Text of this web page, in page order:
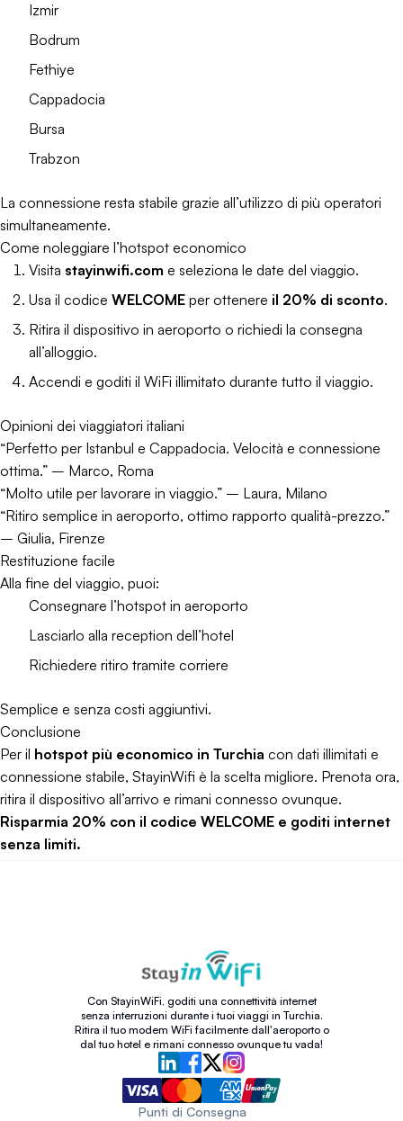
Izmir
Bodrum
Fethiye
Cappadocia
Bursa
Trabzon
La connessione resta stabile grazie all’utilizzo di più operatori
simultaneamente.
Come noleggiare l’hotspot economico
Visita stayinwifi.com e seleziona le date del viaggio.
Usa il codice WELCOME per ottenere il 20% di sconto.
Ritira il dispositivo in aeroporto o richiedi la consegna
all’alloggio.
Accendi e goditi il WiFi illimitato durante tutto il viaggio.
Opinioni dei viaggiatori italiani
“Perfetto per Istanbul e Cappadocia. Velocità e connessione
ottima.” – Marco, Roma
“Molto utile per lavorare in viaggio.” – Laura, Milano
“Ritiro semplice in aeroporto, ottimo rapporto qualità-prezzo.”
– Giulia, Firenze
Restituzione facile
Alla fine del viaggio, puoi:
Consegnare l’hotspot in aeroporto
Lasciarlo alla reception dell’hotel
Richiedere ritiro tramite corriere
Semplice e senza costi aggiuntivi.
Conclusione
Per il hotspot più economico in Turchia con dati illimitati e
connessione stabile, StayinWifi è la scelta migliore. Prenota ora,
ritira il dispositivo all’arrivo e rimani connesso ovunque.
Risparmia 20% con il codice WELCOME e goditi internet
senza limiti.
Con StayinWiFi, goditi una connettività internet
senza interruzioni durante i tuoi viaggi in Turchia.
Ritira il tuo modem WiFi facilmente dall'aeroporto o
dal tuo hotel e rimani connesso ovunque tu vada!
Punti di Consegna